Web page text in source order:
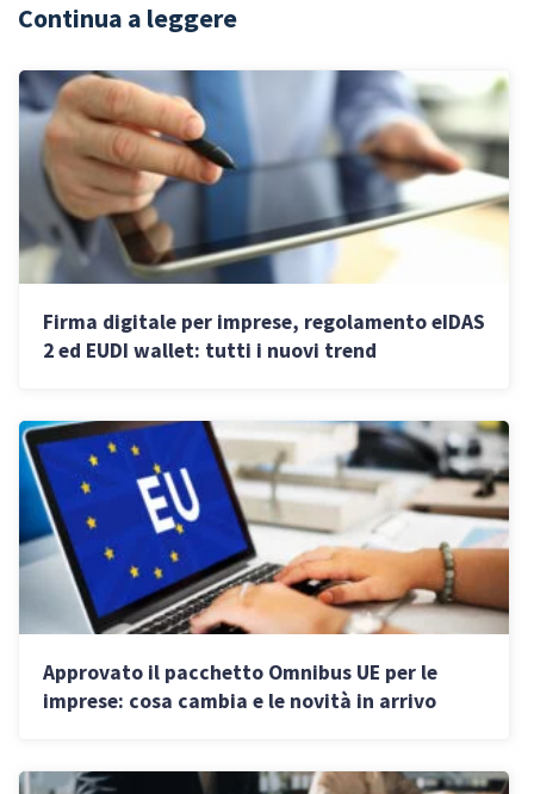
Continua a leggere
Firma digitale per imprese, regolamento eIDAS
2 ed EUDI wallet: tutti i nuovi trend
Approvato il pacchetto Omnibus UE per le
imprese: cosa cambia e le novità in arrivo